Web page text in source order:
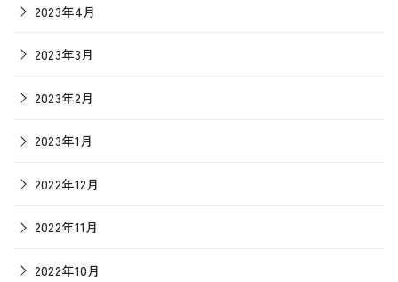
2023年4月
2023年3月
2023年2月
2023年1月
2022年12月
2022年11月
2022年10月